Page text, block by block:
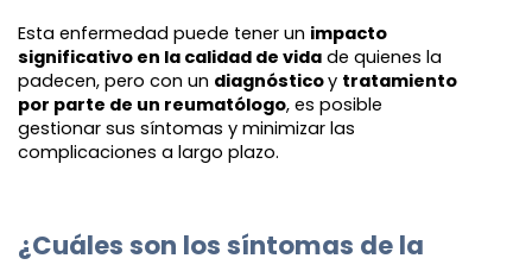
Esta enfermedad puede tener un impacto
significativo en la calidad de vida de quienes la
padecen, pero con un diagnósticoy tratamiento
por parte de un reumatólogo, es posible
gestionar sus síntomas y minimizar las
complicaciones a largo plazo.
¿Cuáles son los síntomas de la